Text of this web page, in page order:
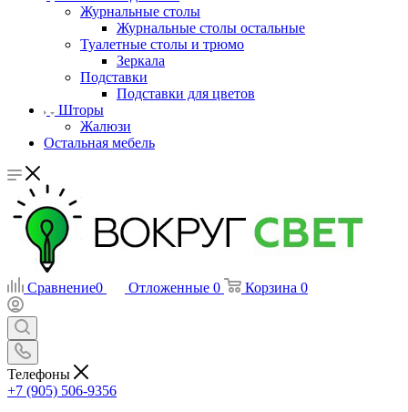
Журнальные столы
Журнальные столы остальные
Туалетные столы и трюмо
Зеркала
Подставки
Подставки для цветов
Шторы
Жалюзи
Остальная мебель
Сравнение0 Отложенные 0 Корзина 0
Телефоны
+7 (905) 506-9356